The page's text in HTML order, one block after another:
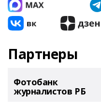
Партнеры
Фотобанк
журналистов РБ